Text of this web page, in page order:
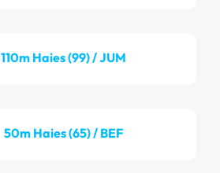
110m Haies (99) / JUM
50m Haies (65) / BEF